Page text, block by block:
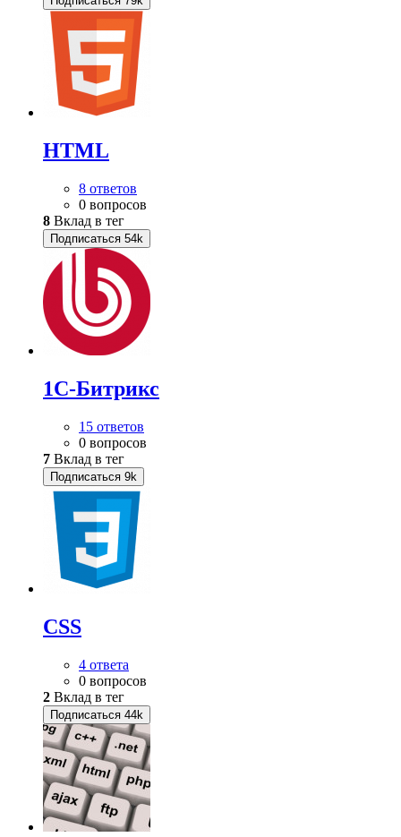
HTML
8 ответов
0 вопросов
8 Вклад в тег
Подписаться 54k
1С-Битрикс
15 ответов
0 вопросов
7 Вклад в тег
Подписаться 9k
CSS
4 ответа
0 вопросов
2 Вклад в тег
Подписаться 44k